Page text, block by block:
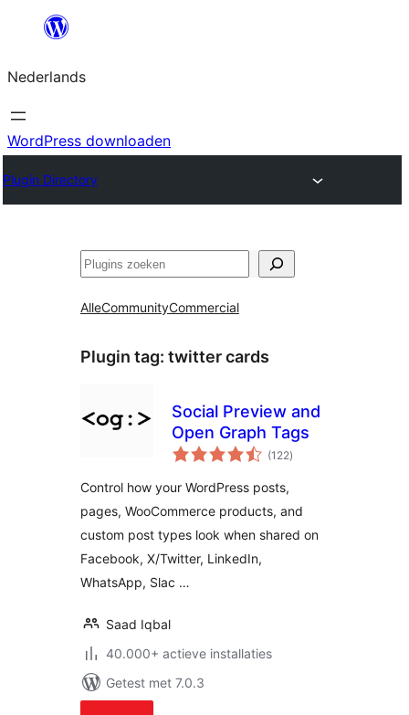
de
inhoud
Nederlands
WordPress downloaden
Plugin Directory
Zoeken
AlleCommunityCommercial
Plugin tag: twitter cards
Social Preview and
Open Graph Tags
(122totaal
waarderingen
)
Control how your WordPress posts,
pages, WooCommerce products, and
custom post types look when shared on
Facebook, X/Twitter, LinkedIn,
WhatsApp, Slac …
Saad Iqbal
40.000+ actieve installaties
Getest met 7.0.3